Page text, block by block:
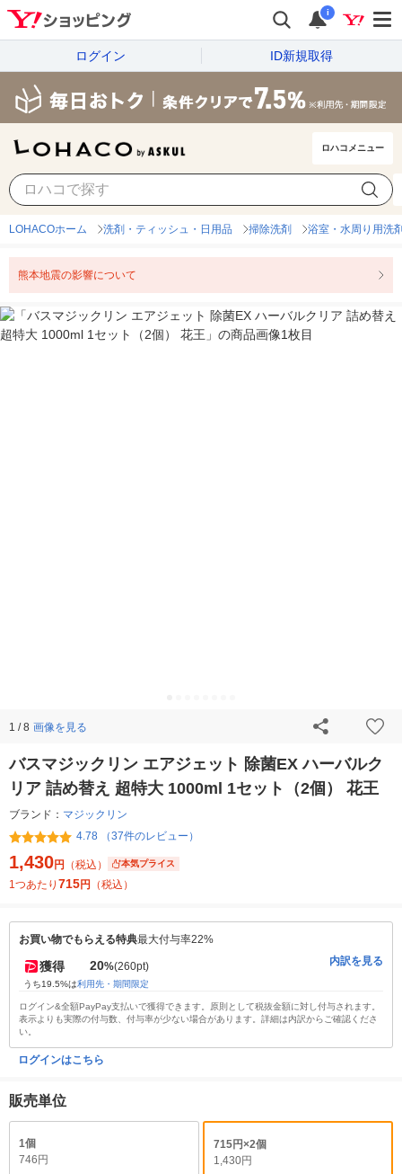
i
ログイン ID新規取得
ロハコメニュー
LOHACOホーム 洗剤・ティッシュ・日用品 掃除洗剤 浴室・水周り用洗
熊本地震の影響について
1 / 8 画像を見る
バスマジックリン エアジェット 除菌EX ハーバルク
リア 詰め替え 超特大 1000ml 1セット（2個） 花王
ブランド： マジックリン
4.78 （37件のレビュー）
1,430円 （税込） 本気プライス
1つあたり 715円 （税込）
お買い物でもらえる特典最大付与率22%
獲得 20%(260pt)
うち19.5%は利用先・期間限定
内訳を見る
ログイン&全額PayPay支払いで獲得できます。原則として税抜金額に対し付与されます。
表示よりも実際の付与数、付与率が少ない場合があります。詳細は内訳からご確認くださ
い。
ログインはこちら
販売単位
1個
746円
715円×2個
1,430円